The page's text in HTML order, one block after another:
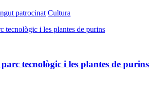
patrocinat Cultura
tecnològic i les plantes de purins